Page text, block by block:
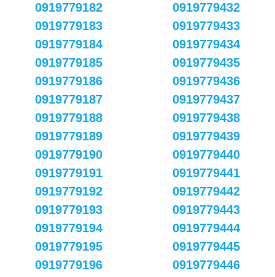
0919779182
0919779183
0919779184
0919779185
0919779186
0919779187
0919779188
0919779189
0919779190
0919779191
0919779192
0919779193
0919779194
0919779195
0919779196
0919779432
0919779433
0919779434
0919779435
0919779436
0919779437
0919779438
0919779439
0919779440
0919779441
0919779442
0919779443
0919779444
0919779445
0919779446